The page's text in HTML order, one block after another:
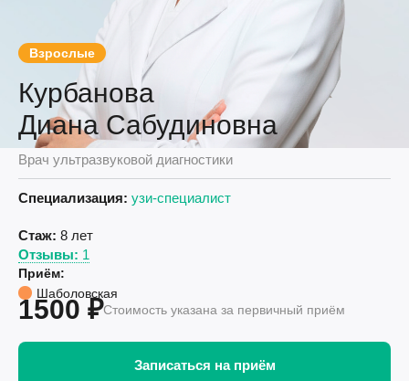
Взрослые
Курбанова
Диана Сабудиновна
Врач ультразвуковой диагностики
Специализация: узи-специалист
Стаж: 8 лет
Отзывы: 1
Приём:
Шаболовская
1500 ₽Стоимость указана за первичный приём
Записаться на приём